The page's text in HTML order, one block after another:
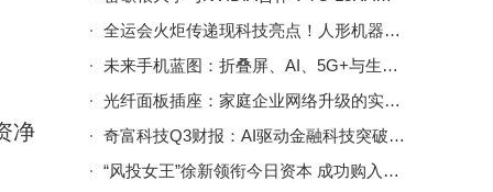
净
全运会火炬传递现科技亮点！人形机器人“夸父”圆满完成百米传递
未来手机蓝图：折叠屏、AI、5G+与生物识别如何重塑智能生活？
光纤面板插座：家庭企业网络升级的实用之选，高速稳定又美观
奇富科技Q3财报：AI驱动金融科技突破，智能体技术赋能业务显成效
“风投女王”徐新领衔今日资本 成功购入字节跳动高估值部分股权